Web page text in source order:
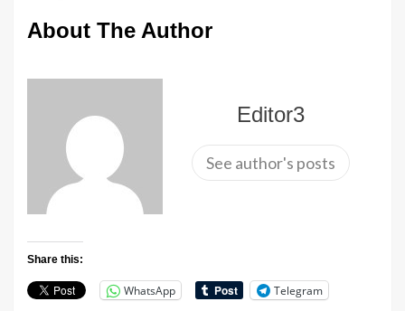
About The Author
Editor3
See author's posts
Share this:
WhatsApp Telegram